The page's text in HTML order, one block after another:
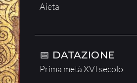
Aieta
📅 DATAZIONE
Prima metà XVI secolo